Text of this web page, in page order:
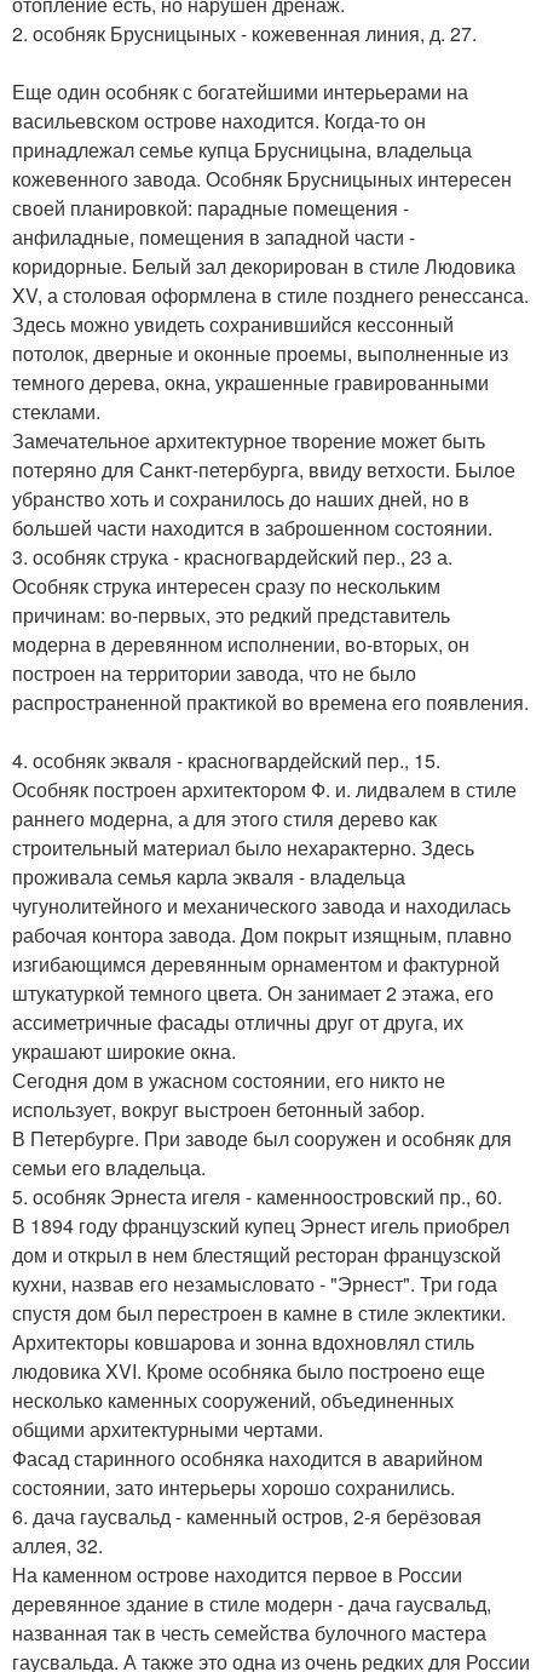
2. особняк Брусницыных - кожевенная линия, д. 27.
Еще один особняк с богатейшими интерьерами на
васильевском острове находится. Когда-то он
принадлежал семье купца Брусницына, владельца
кожевенного завода. Особняк Брусницыных интересен
своей планировкой: парадные помещения -
анфиладные, помещения в западной части -
коридорные. Белый зал декорирован в стиле Людовика
XV, а столовая оформлена в стиле позднего ренессанса.
Здесь можно увидеть сохранившийся кессонный
потолок, дверные и оконные проемы, выполненные из
темного дерева, окна, украшенные гравированными
стеклами.
Замечательное архитектурное творение может быть
потеряно для Санкт-петербурга, ввиду ветхости. Былое
убранство хоть и сохранилось до наших дней, но в
большей части находится в заброшенном состоянии.
3. особняк струка - красногвардейский пер., 23 а.
Особняк струка интересен сразу по нескольким
причинам: во-первых, это редкий представитель
модерна в деревянном исполнении, во-вторых, он
построен на территории завода, что не было
распространенной практикой во времена его появления.
4. особняк экваля - красногвардейский пер., 15.
Особняк построен архитектором Ф. и. лидвалем в стиле
раннего модерна, а для этого стиля дерево как
строительный материал было нехарактерно. Здесь
проживала семья карла экваля - владельца
чугунолитейного и механического завода и находилась
рабочая контора завода. Дом покрыт изящным, плавно
изгибающимся деревянным орнаментом и фактурной
штукатуркой темного цвета. Он занимает 2 этажа, его
ассиметричные фасады отличны друг от друга, их
украшают широкие окна.
Сегодня дом в ужасном состоянии, его никто не
использует, вокруг выстроен бетонный забор.
В Петербурге. При заводе был сооружен и особняк для
семьи его владельца.
5. особняк Эрнеста игеля - каменноостровский пр., 60.
В 1894 году французский купец Эрнест игель приобрел
дом и открыл в нем блестящий ресторан французской
кухни, назвав его незамысловато - "Эрнест". Три года
спустя дом был перестроен в камне в стиле эклектики.
Архитекторы ковшарова и зонна вдохновлял стиль
людовика XVI. Кроме особняка было построено еще
несколько каменных сооружений, объединенных
общими архитектурными чертами.
Фасад старинного особняка находится в аварийном
состоянии, зато интерьеры хорошо сохранились.
6. дача гаусвальд - каменный остров, 2-я берёзовая
аллея, 32.
На каменном острове находится первое в России
деревянное здание в стиле модерн - дача гаусвальд,
названная так в честь семейства булочного мастера
гаусвальда. А также это одна из очень редких для России